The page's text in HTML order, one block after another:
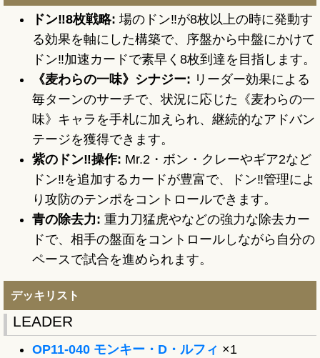
ドン‼8枚戦略: 場のドン‼が8枚以上の時に発動す
る効果を軸にした構築で、序盤から中盤にかけて
ドン‼加速カードで素早く8枚到達を目指します。
《麦わらの一味》シナジー: リーダー効果による
毎ターンのサーチで、状況に応じた《麦わらの一
味》キャラを手札に加えられ、継続的なアドバン
テージを獲得できます。
紫のドン‼操作: Mr.2・ボン・クレーやギア2など
ドン‼を追加するカードが豊富で、ドン‼管理によ
り攻防のテンポをコントロールできます。
青の除去力: 重力刀猛虎やなどの強力な除去カー
ドで、相手の盤面をコントロールしながら自分の
ペースで試合を進められます。
デッキリスト
LEADER
OP11-040 モンキー・D・ルフィ ×1